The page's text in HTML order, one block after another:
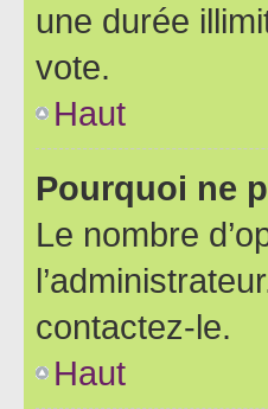
une durée
vote.
Haut
Pourquoi ne
Le nombre
contactez-le.
Haut